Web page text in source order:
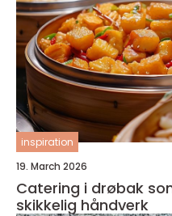
inspiration
19. March 2026
Catering i drøbak
skikkelig håndverk